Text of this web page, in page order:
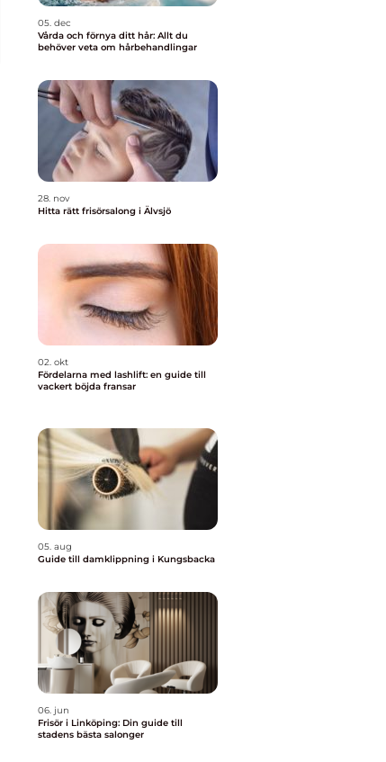
05. dec
Vårda och förnya ditt hår: Allt du
behöver veta om hårbehandlingar
28. nov
Hitta rätt frisörsalong i Älvsjö
02. okt
Fördelarna med lashlift: en guide till
vackert böjda fransar
05. aug
Guide till damklippning i Kungsbacka
06. jun
Frisör i Linköping: Din guide till
stadens bästa salonger